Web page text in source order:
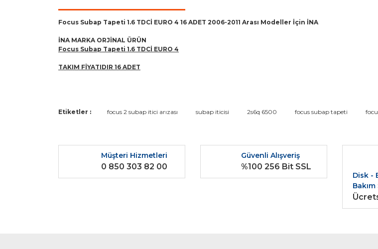
Focus Subap Tapeti 1.6 TDCİ EURO 4 16 ADET 2006-2011 Arası Modeller İçin İNA
İNA MARKA ORJİNAL ÜRÜN
Focus Subap Tapeti 1.6 TDCİ EURO 4
TAKIM FİYATIDIR 16 ADET
Bu ürünün fiyat bilgisi, resim, ürün açıklamalarında ve diğer konularda yetersiz gördüğünüz
Ürün resmi kalitesiz, bozuk veya görüntülenemiyor.
Ürün açıklamasında eksik bilgiler bulunuyor.
Etiketler : focus 2 subap itici arızası subap iticisi 2s6q 6500 focus subap tapeti
Müşteri Hizmetleri
0 850 303 82 00
Güvenli Alışveriş
%100 256 Bit SSL
Disk -